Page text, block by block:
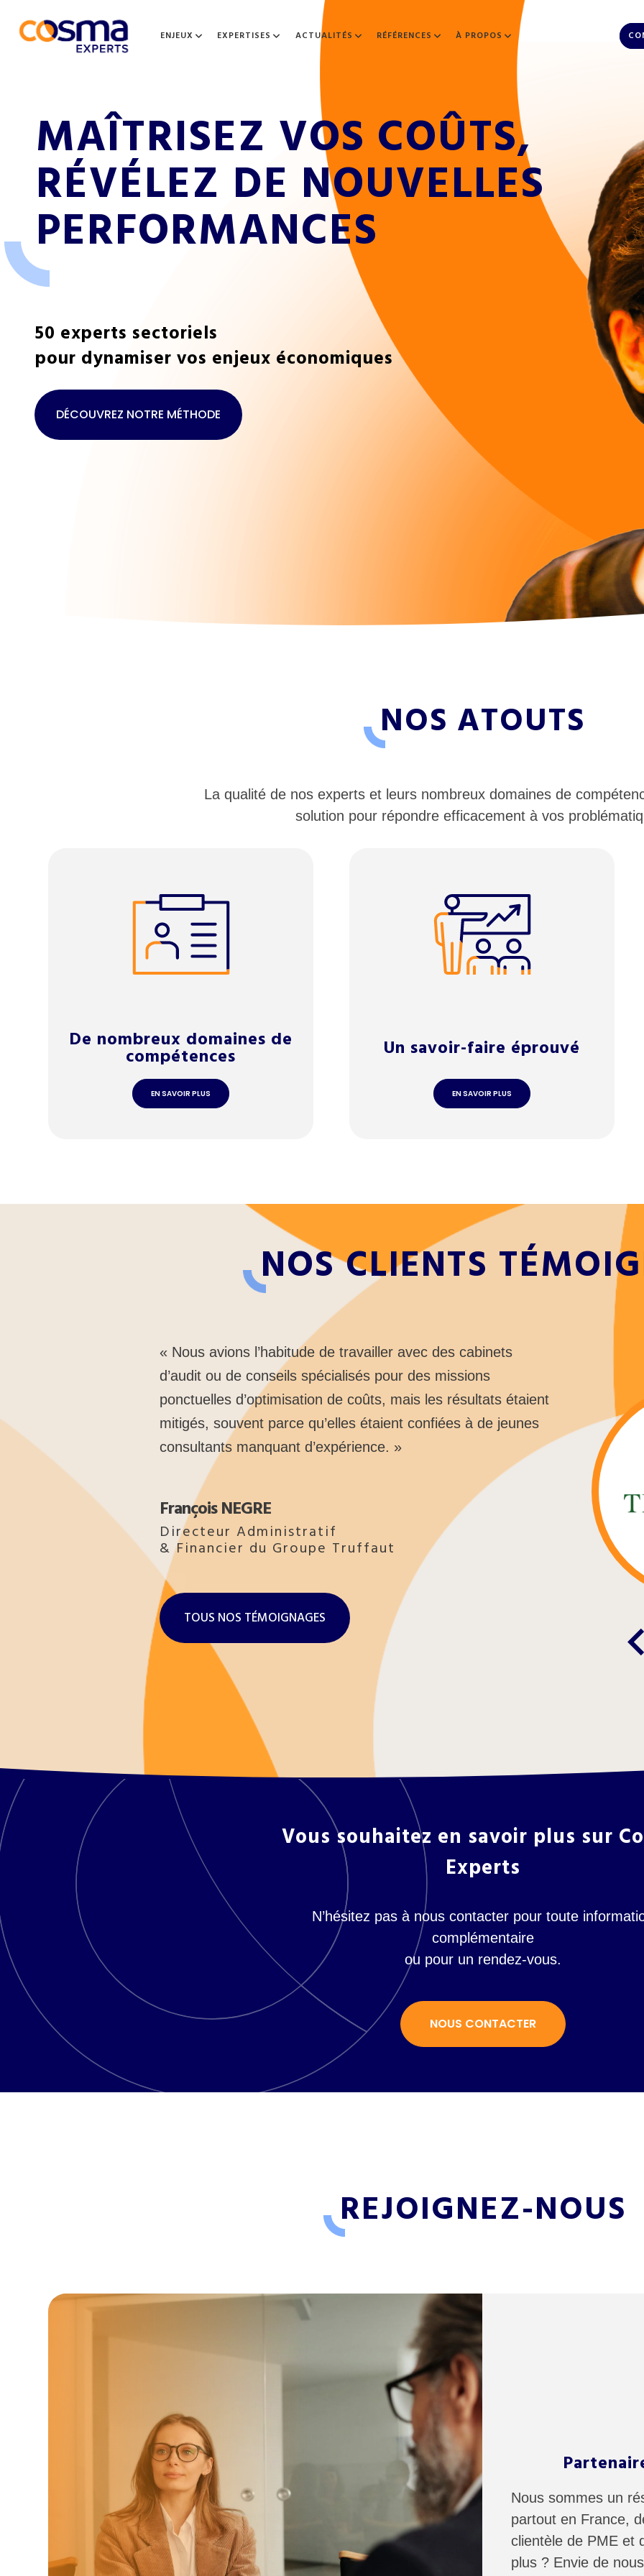
ENJEUX EXPERTISES ACTUALITÉS RÉFÉRENCES À PROPOS
DÉCOUVREZ NOTRE MÉTHODE
MAÎTRISEZ VOS COÛTS,
RÉVÉLEZ DE NOUVELLES
PERFORMANCES
50 experts sectoriels
pour dynamiser vos enjeux économiques
NOS ATOUTS
La qualité de nos experts et leurs nombreux domaines de
solution pour répondre efficacement à vos
De nombreux domaines de
compétences
EN SAVOIR PLUS
Un savoir-faire éprouvé
EN SAVOIR PLUS
NOS CLIENTS
« Nous avions l’habitude de travailler avec des cabinets
d’audit ou de conseils spécialisés pour des missions
ponctuelles d’optimisation de coûts, mais les résultats étaient
mitigés, souvent parce qu’elles étaient confiées à de jeunes
consultants manquant d’expérience. »
François NEGRE
Directeur Administratif
& Financier du Groupe Truffaut
TOUS NOS TÉMOIGNAGES
Vous souhaitez en savoir plus sur
Experts
N’hésitez pas à nous contacter pour toute
complémentaire
ou pour un rendez-vous.
NOUS CONTACTER
REJOIGNEZ-NOUS
Nous sommes un
partout en France,
clientèle de PME et
plus ? Envie de